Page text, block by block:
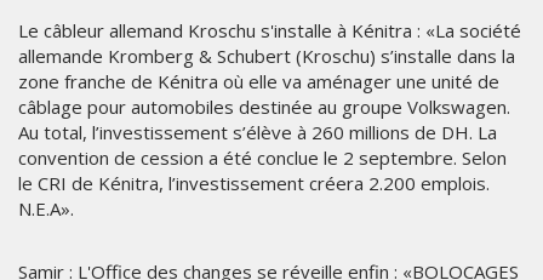
Le câbleur allemand Kroschu s'installe à Kénitra : «La société
allemande Kromberg & Schubert (Kroschu) s’installe dans la
zone franche de Kénitra où elle va aménager une unité de
câblage pour automobiles destinée au groupe Volkswagen.
Au total, l’investissement s’élève à 260 millions de DH. La
convention de cession a été conclue le 2 septembre. Selon
le CRI de Kénitra, l’investissement créera 2.200 emplois.
N.E.A».
Samir : L'Office des changes se réveille enfin : «BOLOCAGES